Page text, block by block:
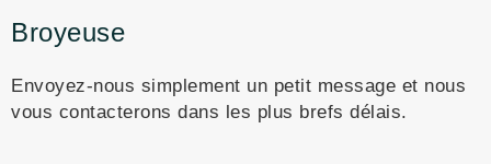
Broyeuse
Envoyez-nous simplement un petit message et nous
vous contacterons dans les plus brefs délais.